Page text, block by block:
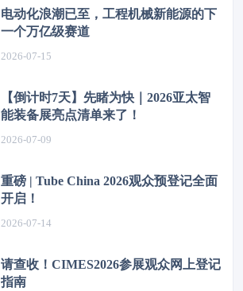
电动化浪潮已至，工程机械新能源的下
一个万亿级赛道
2026-07-15
【倒计时7天】先睹为快｜2026亚太智
能装备展亮点清单来了！
2026-07-09
重磅 | Tube China 2026观众预登记全面
开启！
2026-07-14
请查收！CIMES2026参展观众网上登记
指南